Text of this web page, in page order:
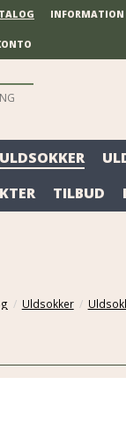
INFORMATION
ULDSOKKER
TILBUD
/ Uldsokker /